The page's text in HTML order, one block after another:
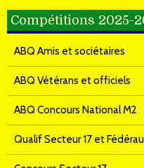
Compétitions 2025-
ABQ Amis et sociétaires
ABQ Vétérans et officiels
ABQ Concours National M2
Qualif Secteur 17 et